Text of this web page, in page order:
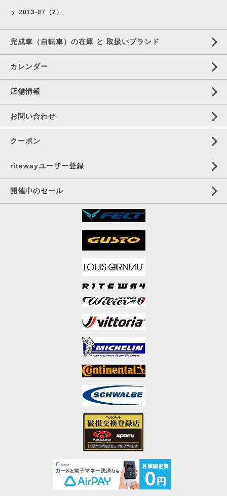
2013-07（2）
完成車（自転車）の在庫 と 取扱いブランド
カレンダー
店舗情報
お問い合わせ
クーポン
ritewayユーザー登録
開催中のセール